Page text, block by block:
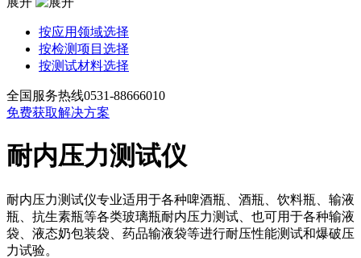
按应用领域选择
按检测项目选择
按测试材料选择
全国服务热线0531-88666010
免费获取解决方案
耐内压力测试仪
耐内压力测试仪专业适用于各种啤酒瓶、酒瓶、饮料瓶、输液
瓶、抗生素瓶等各类玻璃瓶耐内压力测试、也可用于各种输液
袋、液态奶包装袋、药品输液袋等进行耐压性能测试和爆破压
力试验。